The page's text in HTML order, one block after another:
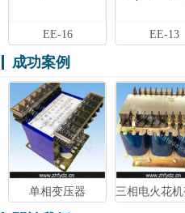
EE-16 EE-13
成功案例
单相变压器